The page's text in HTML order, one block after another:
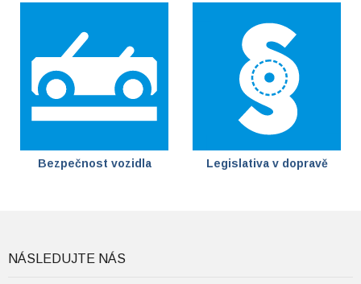
Bezpečnost vozidla Legislativa v dopravě
NÁSLEDUJTE NÁS